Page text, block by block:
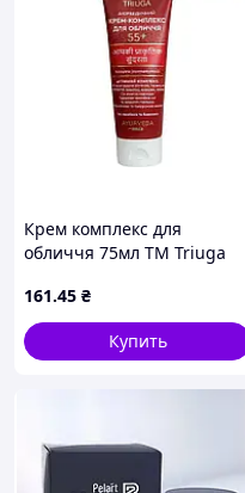
Крем комплекс для
обличчя 75мл ТМ Triuga
161.45 ₴
Купить